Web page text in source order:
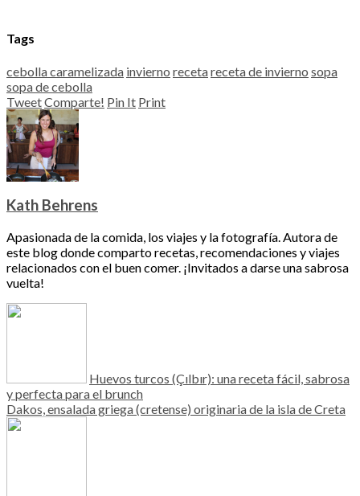
Tags
cebolla caramelizada invierno recetareceta de invierno sopa
sopa de cebolla
TweetComparte! Pin It Print
Kath Behrens
Apasionada de la comida, los viajes y la fotografía. Autora de
este blog donde comparto recetas, recomendaciones y viajes
relacionados con el buen comer. ¡Invitados a darse una sabrosa
vuelta!
Huevos turcos (Çılbır): una receta fácil, sabrosa
y perfecta para el brunch
Dakos, ensalada griega (cretense) originaria de la isla de Creta